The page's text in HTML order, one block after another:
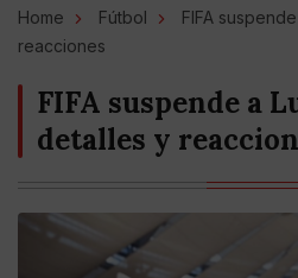
Home Fútbol
FIFA
reacciones
FIFA suspende a
detalles y